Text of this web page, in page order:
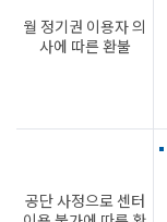
월 정기권 이용자 의
사에 따른 환불
공단 사정으로 센터